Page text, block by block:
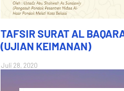
TAFSIR SURAT AL
(UJIAN KEIMANAN)
Juli 28, 2020